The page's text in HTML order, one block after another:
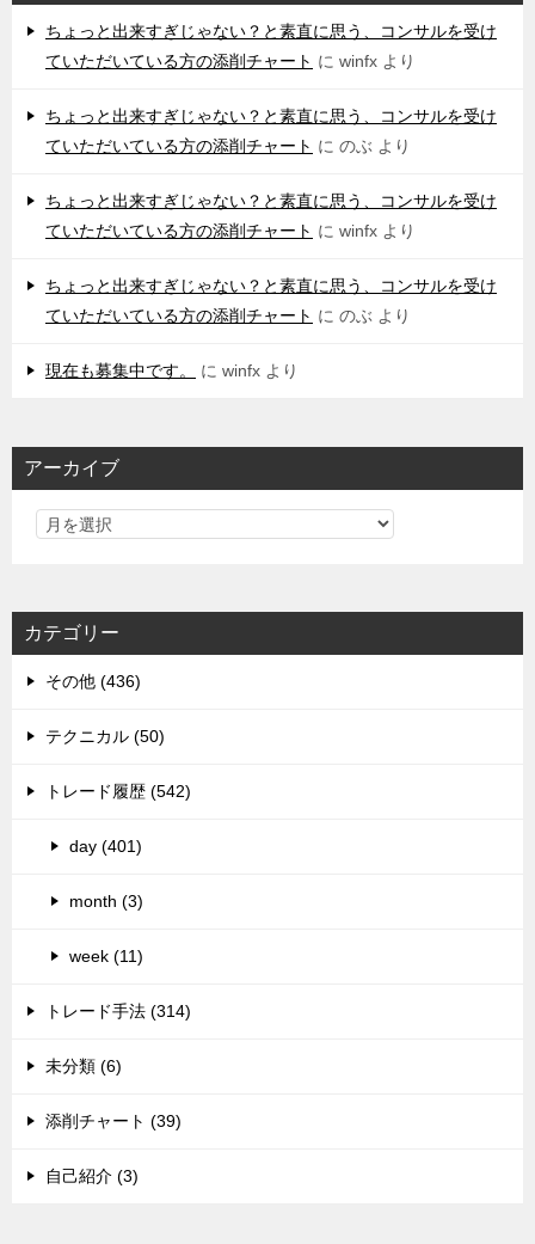
ちょっと出来すぎじゃない？と素直に思う、コンサルを受け
ていただいている方の添削チャート に winfx より
ちょっと出来すぎじゃない？と素直に思う、コンサルを受け
ていただいている方の添削チャート に のぶ より
ちょっと出来すぎじゃない？と素直に思う、コンサルを受け
ていただいている方の添削チャート に winfx より
ちょっと出来すぎじゃない？と素直に思う、コンサルを受け
ていただいている方の添削チャート に のぶ より
現在も募集中です。 に winfx より
アーカイブ
カテゴリー
その他 (436)
テクニカル (50)
トレード履歴 (542)
day (401)
month (3)
week (11)
トレード手法 (314)
未分類 (6)
添削チャート (39)
自己紹介 (3)